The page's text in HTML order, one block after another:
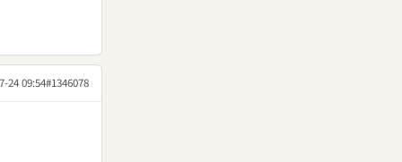
24 09:54#1346078